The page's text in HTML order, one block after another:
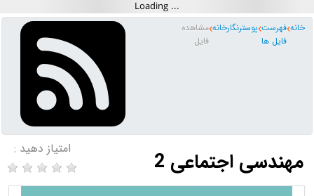
خانه فهرست
فایل ها
پوسترنگارخانه مشاهده
فایل
امتیاز دهید : مهندسی اجتماعی 2